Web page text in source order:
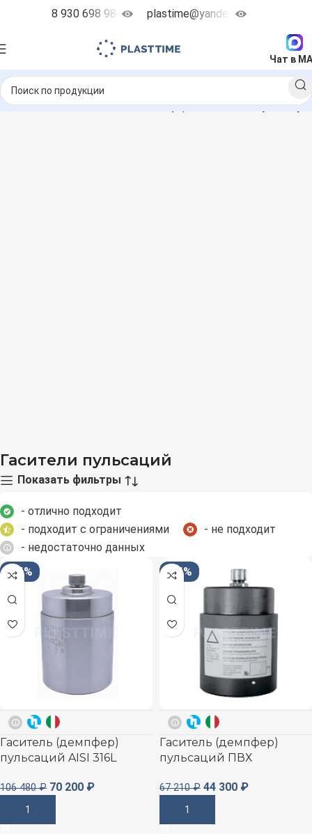
8 930 698 98 38 plastime@yandex.ru
Чат в
насосы Запчасти и аксессуары Гасители пульсаций
Гасители пульсаций
Показать фильтры
- отлично подходит
- подходит с ограничениями
- не подходит
- недостаточно данных
-34%
Гаситель (демпфер)
пульсаций AISI 316L
106 480₽ 70 200 ₽
В Корзину
-34%
Гаситель (демпфер)
пульсаций ПВХ
67 210₽ 44 300 ₽
В Корзину